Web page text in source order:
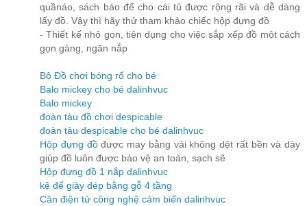
quầnáo, sách báo để cho cái tủ được rộng rãi và dễ dàng
lấy đồ. Vậy thì hãy thử tham khảo chiếc hộp đựng đồ
- Thiết kế nhỏ gọn, tiện dụng cho việc sắp xếp đồ một cách
gọn gàng, ngăn nắp
Bộ Đồ chơi bóng rổ cho bé
Balo mickey cho bé dalinhvuc
Balo mickey
đoàn tàu đồ chơi despicable
đoàn tàu despicable cho bé dalinhvuc
Hộp đựng đồđược may bằng vải không dệt rất bền và dày
giúp đồ luôn được bảo vệ an toàn, sạch sẽ
Hộp đựng đồ 1 nắp dalinhvuc
kệ để giày dép bằng gỗ 4 tầng
Cân điện tử công nghệ cảm biến dalinhvuc